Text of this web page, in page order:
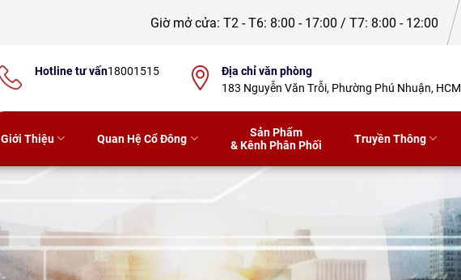
Giờ mở cửa:T2 - T6: 8:00 - 17:00 / T7: 8:00 - 12:00
Giới Thiệu Quan Hệ Cổ Đông
Sản Phẩm
& Kênh Phân Phối
Truyền Thông
Hotline tư vấn18001515
Địa chỉ văn phòng
183 Nguyễn Văn Trỗi, Phường Phú Nhuận, HCM